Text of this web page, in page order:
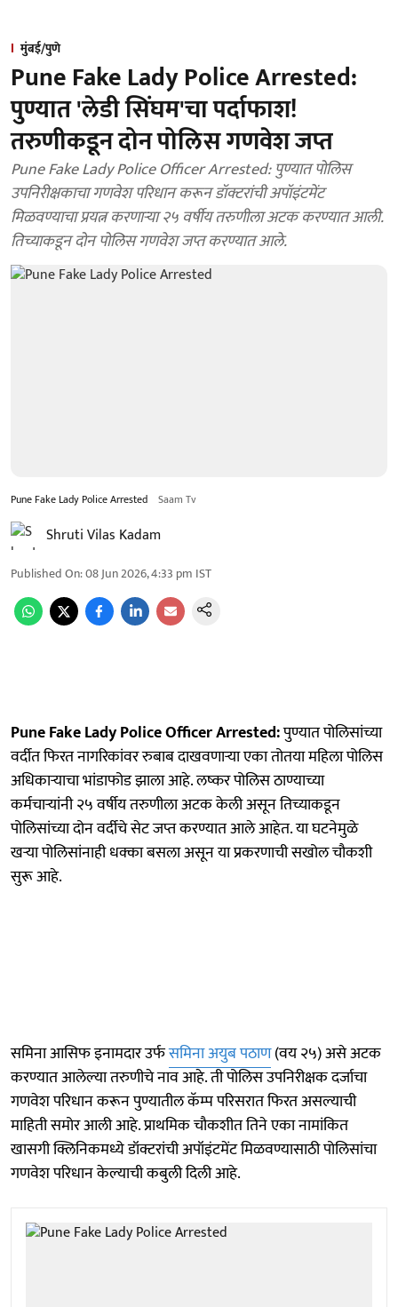
मुंबई/पुणे
Pune Fake Lady Police Arrested:
पुण्यात 'लेडी सिंघम'चा पर्दाफाश!
तरुणीकडून दोन पोलिस गणवेश जप्त
Pune Fake Lady Police Officer Arrested: पुण्यात पोलिस
उपनिरीक्षकाचा गणवेश परिधान करून डॉक्टरांची अपॉइंटमेंट
मिळवण्याचा प्रयत्न करणाऱ्या २५ वर्षीय तरुणीला अटक करण्यात आली.
तिच्याकडून दोन पोलिस गणवेश जप्त करण्यात आले.
Pune Fake Lady Police Arrested Saam Tv
Shruti Vilas Kadam
Published On:08 Jun 2026, 4:33 pm IST
Pune Fake Lady Police Officer Arrested:पुण्यात पोलिसांच्या
वर्दीत फिरत नागरिकांवर रुबाब दाखवणाऱ्या एका तोतया महिला पोलिस
अधिकाऱ्याचा भांडाफोड झाला आहे. लष्कर पोलिस ठाण्याच्या
कर्मचाऱ्यांनी २५ वर्षीय तरुणीला अटक केली असून तिच्याकडून
पोलिसांच्या दोन वर्दीचे सेट जप्त करण्यात आले आहेत. या घटनेमुळे
खऱ्या पोलिसांनाही धक्का बसला असून या प्रकरणाची सखोल चौकशी
सुरू आहे.
समिना आसिफ इनामदार उर्फसमिना अयुब पठाण(वय २५) असे अटक
करण्यात आलेल्या तरुणीचे नाव आहे. ती पोलिस उपनिरीक्षक दर्जाचा
गणवेश परिधान करून पुण्यातील कॅम्प परिसरात फिरत असल्याची
माहिती समोर आली आहे. प्राथमिक चौकशीत तिने एका नामांकित
खासगी क्लिनिकमध्ये डॉक्टरांची अपॉइंटमेंट मिळवण्यासाठी पोलिसांचा
गणवेश परिधान केल्याची कबुली दिली आहे.